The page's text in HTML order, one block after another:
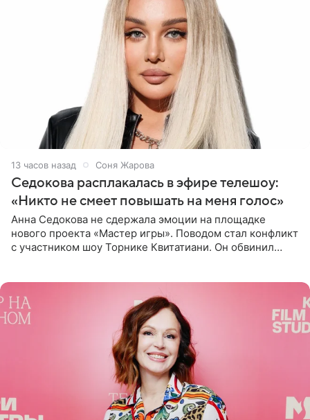
13 часов назад Соня Жарова
Седокова расплакалась в эфире телешоу:
«Никто не смеет повышать на меня голос»
Анна Седокова не сдержала эмоции на площадке
нового проекта «Мастер игры». Поводом стал конфликт
с участником шоу Торнике Квитатиани. Он обвинил